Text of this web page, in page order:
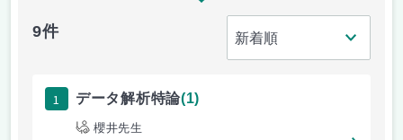
9件
1 データ解析特論(1)
櫻井先生